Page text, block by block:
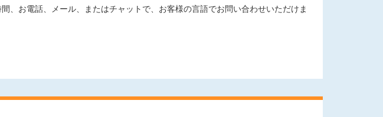
、お電話、メール、またはチャットで、お客様の言語でお問い合わせいただけま